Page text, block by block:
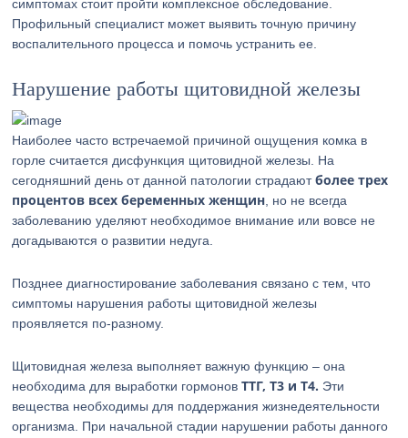
симптомах стоит пройти комплексное обследование.
Профильный специалист может выявить точную причину
воспалительного процесса и помочь устранить ее.
Нарушение работы щитовидной железы
Наиболее часто встречаемой причиной ощущения комка в
горле считается дисфункция щитовидной железы. На
сегодняшний день от данной патологии страдаютболее трех
процентов всех беременных женщин , но не всегда
заболеванию уделяют необходимое внимание или вовсе не
догадываются о развитии недуга.
Позднее диагностирование заболевания связано с тем, что
симптомы нарушения работы щитовидной железы
проявляется по-разному.
Щитовидная железа выполняет важную функцию – она
необходима для выработки гормоновТТГ, Т3 и Т4. Эти
вещества необходимы для поддержания жизнедеятельности
организма. При начальной стадии нарушении работы данного